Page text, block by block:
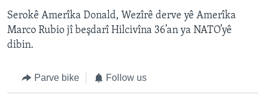
Serokê Amerîka Donald, Wezîrê derve yê Amerîka
Marco Rubio jî beşdarî Hilcivîna 36’an ya NATO’yê
dibin.
Parve bike Follow us